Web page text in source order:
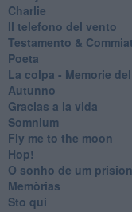
Charlie
Il telefono del vento
Testamento &
Poeta
​La colpa - Memorie
Autunno
Gracias a la vida
Somnium
Fly me to the moon
Hop!
O sonho de um
Memòrias
Sto qui